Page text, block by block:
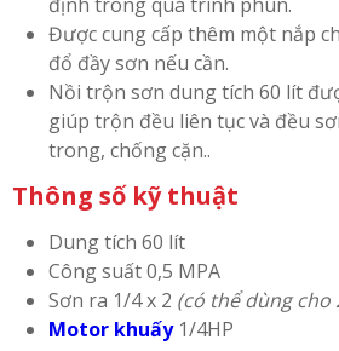
Được cung cấp thêm một nắp
đổ đầy sơn nếu cần.
Nồi trộn sơn dung tích 60 lít
giúp trộn đều liên tục và đều
trong, chống cặn..
Thông số kỹ thuật
Dung tích 60 lít
Công suất 0,5 MPA
Sơn ra 1/4 x 2 (có thể dùng cho
Motor khuấy 1/4HP